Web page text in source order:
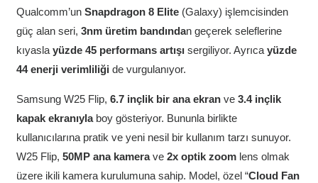
Qualcomm’un Snapdragon 8 Elite(Galaxy) işlemcisinden
güç alan seri, 3nm üretim bandından geçerek seleflerine
kıyasla yüzde 45 performans artışısergiliyor. Ayrıca yüzde
44 enerji verimliliği de vurgulanıyor.
Samsung W25 Flip, 6.7 inçlik bir ana ekranve 3.4 inçlik
kapak ekranıylaboy gösteriyor. Bununla birlikte
kullanıcılarına pratik ve yeni nesil bir kullanım tarzı sunuyor.
W25 Flip, 50MP ana kamerave 2x optik zoomlens olmak
üzere ikili kamera kurulumuna sahip. Model, özel “Cloud Fan